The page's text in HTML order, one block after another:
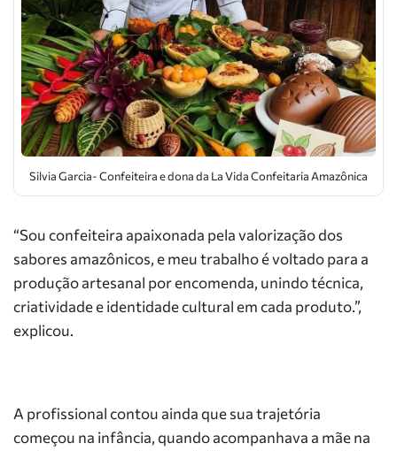
Silvia Garcia- Confeiteira e dona da La Vida Confeitaria Amazônica
“Sou confeiteira apaixonada pela valorização dos
sabores amazônicos, e meu trabalho é voltado para a
produção artesanal por encomenda, unindo técnica,
criatividade e identidade cultural em cada produto.”,
explicou.
A profissional contou ainda que sua trajetória
começou na infância, quando acompanhava a mãe na